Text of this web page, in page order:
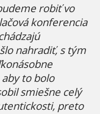
robiť vo
konferencia
nahradiť, s tým
to bolo
smiešne celý
preto